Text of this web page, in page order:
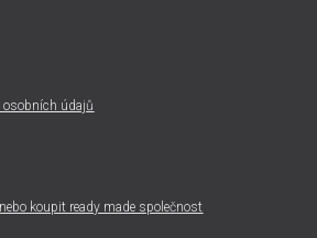
osobních údajů
koupit ready made společnost